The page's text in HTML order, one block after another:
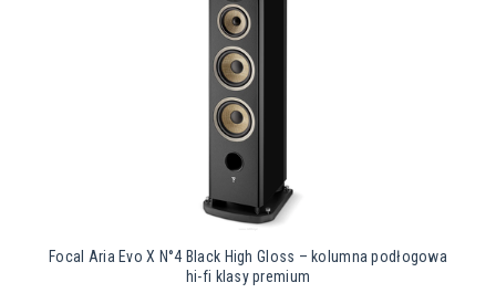
Focal Aria Evo X N°4 Black High Gloss – kolumna podłogowa
hi-fi klasy premium